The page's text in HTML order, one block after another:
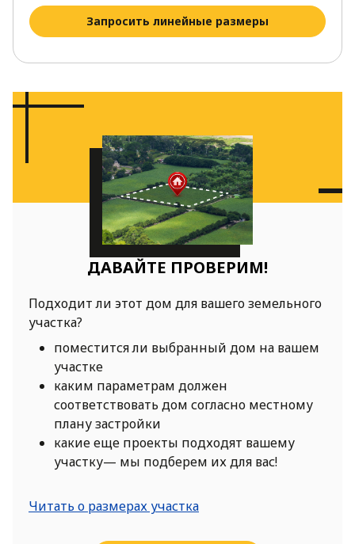
Запросить линейные размеры
ДАВАЙТЕ ПРОВЕРИМ!
Подходит ли этот дом для вашего земельного
участка?
поместится ли выбранный дом на вашем
участке
каким параметрам должен
соответствовать дом согласно местному
плану застройки
какие еще проекты подходят вашему
участку— мы подберем их для вас!
Читать о размерах участка